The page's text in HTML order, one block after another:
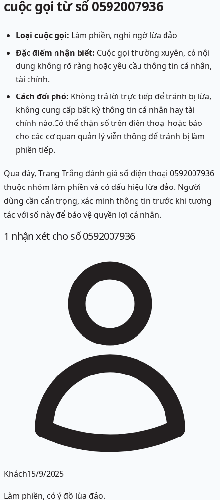
cuộc gọi từ số 0592007936
Loại cuộc gọi: Làm phiền, nghi ngờ lừa đảo
Đặc điểm nhận biết: Cuộc gọi thường xuyên, có nội
dung không rõ ràng hoặc yêu cầu thông tin cá nhân,
tài chính.
Cách đối phó: Không trả lời trực tiếp để tránh bị lừa,
không cung cấp bất kỳ thông tin cá nhân hay tài
chính nào.Có thể chặn số trên điện thoại hoặc báo
cho các cơ quan quản lý viễn thông để tránh bị làm
phiền tiếp.
Qua đây, Trang Trắng đánh giá số điện thoại 0592007936
thuộc nhóm làm phiền và có dấu hiệu lừa đảo. Người
dùng cần cẩn trọng, xác minh thông tin trước khi tương
tác với số này để bảo vệ quyền lợi cá nhân.
1 nhận xét cho số 0592007936
Khách15/9/2025
Làm phiền, có ý đồ lừa đảo.